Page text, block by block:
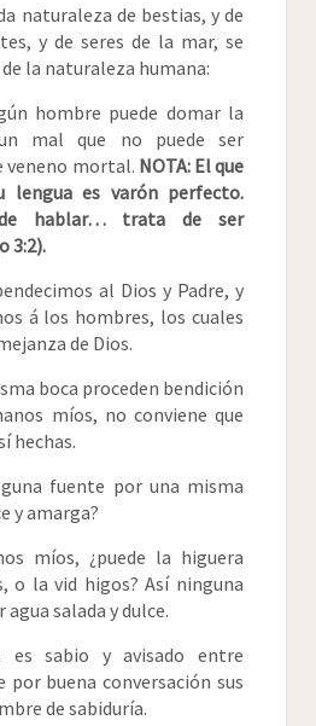
naturaleza de bestias, y de
y de seres de la mar, se
la naturaleza humana:
hombre puede domar la
mal que no puede ser
veneno mortal. NOTA: El que
lengua es varón perfecto.
hablar… trata de ser
3:2).
al Dios y Padre, y
á los hombres, los cuales
de Dios.
boca proceden bendición
míos, no conviene que
hechas.
fuente por una misma
y amarga?
míos, ¿puede la higuera
o la vid higos? Así ninguna
salada y dulce.
es sabio y avisado entre
por buena conversación sus
de sabiduría.